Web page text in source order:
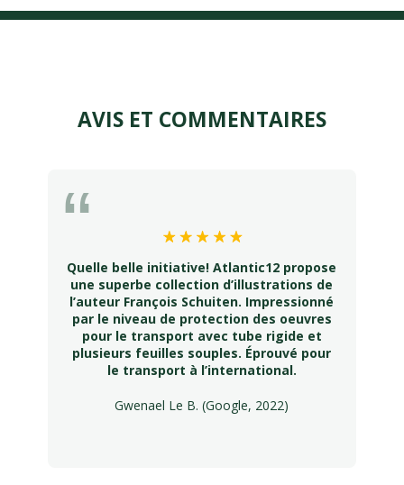
AVIS ET COMMENTAIRES
Quelle belle initiative! Atlantic12 propose
une superbe collection d’illustrations de
l’auteur François Schuiten. Impressionné
par le niveau de protection des oeuvres
pour le transport avec tube rigide et
plusieurs feuilles souples. Éprouvé pour
le transport à l’international.
Gwenael Le B. (Google, 2022)